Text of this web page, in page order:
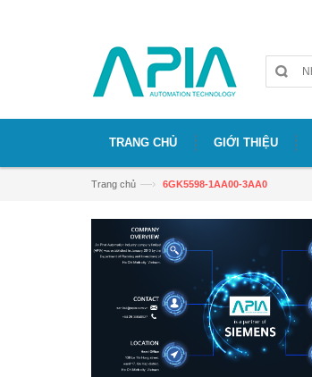
TRANG CHỦ GIỚI THIỆU
Trang chủ —› 6GK5598-1AA00-3AA0